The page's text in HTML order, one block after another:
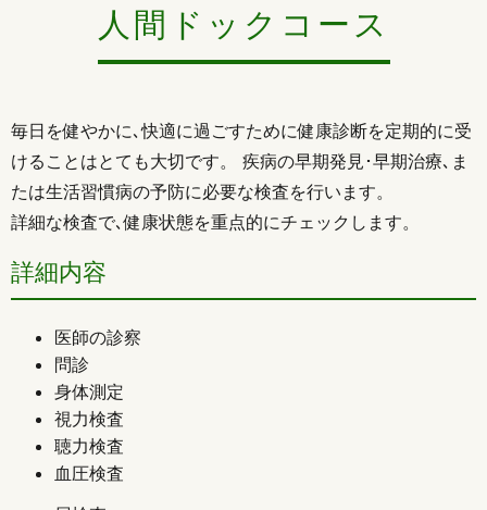
人間ドックコース
毎日を健やかに､快適に過ごすために健康診断を定期的に受
けることはとても大切です。 疾病の早期発見･早期治療､ま
たは生活習慣病の予防に必要な検査を行います。
詳細な検査で､健康状態を重点的にチェックします。
詳細内容
医師の診察
問診
身体測定
視力検査
聴力検査
血圧検査